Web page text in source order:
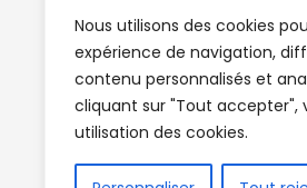
Nous utilisons des cookies
expérience de navigation,
contenu personnalisés et
cliquant sur "Tout accepter",
utilisation des cookies.
Clubs de
de Guinée
News | Match
| Handball
de Guinée |
en direct